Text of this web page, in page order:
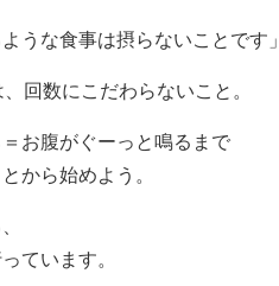
うな食事は摂らないことです」
回数にこだわらないこと。
お腹がぐーっと鳴るまで
から始めよう。
ています。